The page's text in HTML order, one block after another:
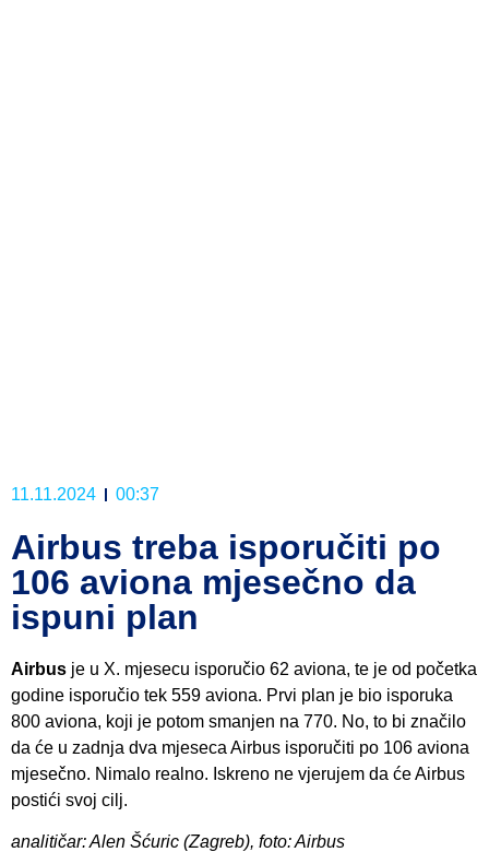
11.11.2024 00:37
Airbus treba isporučiti po
106 aviona mjesečno da
ispuni plan
Airbus je u X. mjesecu isporučio 62 aviona, te je od početka
godine isporučio tek 559 aviona. Prvi plan je bio isporuka
800 aviona, koji je potom smanjen na 770. No, to bi značilo
da će u zadnja dva mjeseca Airbus isporučiti po 106 aviona
mjesečno. Nimalo realno. Iskreno ne vjerujem da će Airbus
postići svoj cilj.
analitičar: Alen Šćuric (Zagreb), foto: Airbus